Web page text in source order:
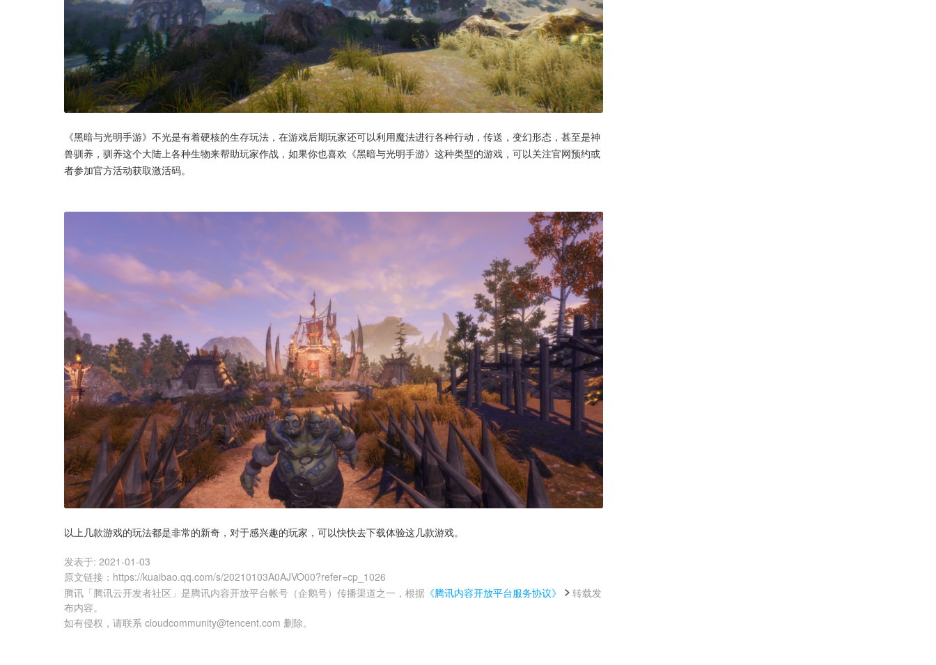
《黑暗与光明手游》不光是有着硬核的生存玩法，在游戏后期玩家还可以利用魔法进行各种行动，传送，变幻形态，甚至是神
兽驯养，驯养这个大陆上各种生物来帮助玩家作战，如果你也喜欢《黑暗与光明手游》这种类型的游戏，可以关注官网预约或
者参加官方活动获取激活码。
以上几款游戏的玩法都是非常的新奇，对于感兴趣的玩家，可以快快去下载体验这几款游戏。
发表于: 2021-01-03
原文链接 ： https://kuaibao.qq.com/s/20210103A0AJVO00?refer=cp_1026
腾讯「腾讯云开发者社区」是腾讯内容开放平台帐号（企鹅号）传播渠道之一，根据 《腾讯内容开放平台服务协议》
转载发
布内容。
如有侵权，请联系 cloudcommunity@tencent.com 删除。